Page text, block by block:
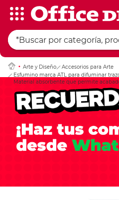
Arte y Diseño
Accesorios para Arte
Esfumino marca ATL para difuminar
Material absorbente que permite